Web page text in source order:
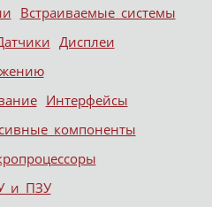
Встраиваемые системы
Дисплеи
Интерфейсы
компоненты
и ПЗУ